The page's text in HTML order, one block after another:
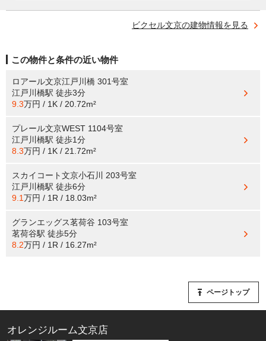
ビクセル文京の建物情報を見る
この物件と条件の近い物件
ロアール文京江戸川橋 301号室
江戸川橋駅 徒歩3分
9.3万円 / 1K / 20.72m²
プレール文京WEST 1104号室
江戸川橋駅 徒歩1分
8.3万円 / 1K / 21.72m²
スカイコート文京小石川 203号室
江戸川橋駅 徒歩6分
9.1万円 / 1R / 18.03m²
グランエッグス茗荷谷 103号室
茗荷谷駅 徒歩5分
8.2万円 / 1R / 16.27m²
ページトップ
オレンジルーム文京店